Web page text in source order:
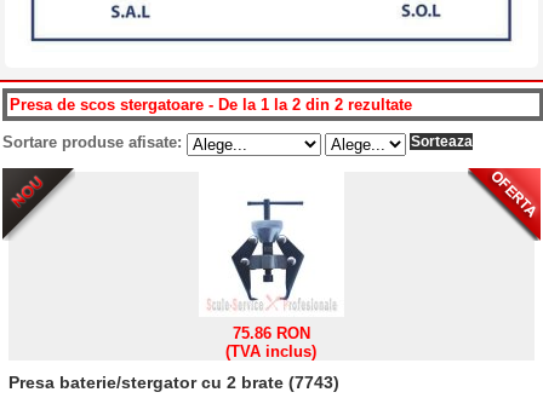
Presa de scos stergatoare - De la 1 la 2 din 2 rezultate
Sortare produse afisate:
75.86 RON
(TVA inclus)
Presa baterie/stergator cu 2 brate (7743)